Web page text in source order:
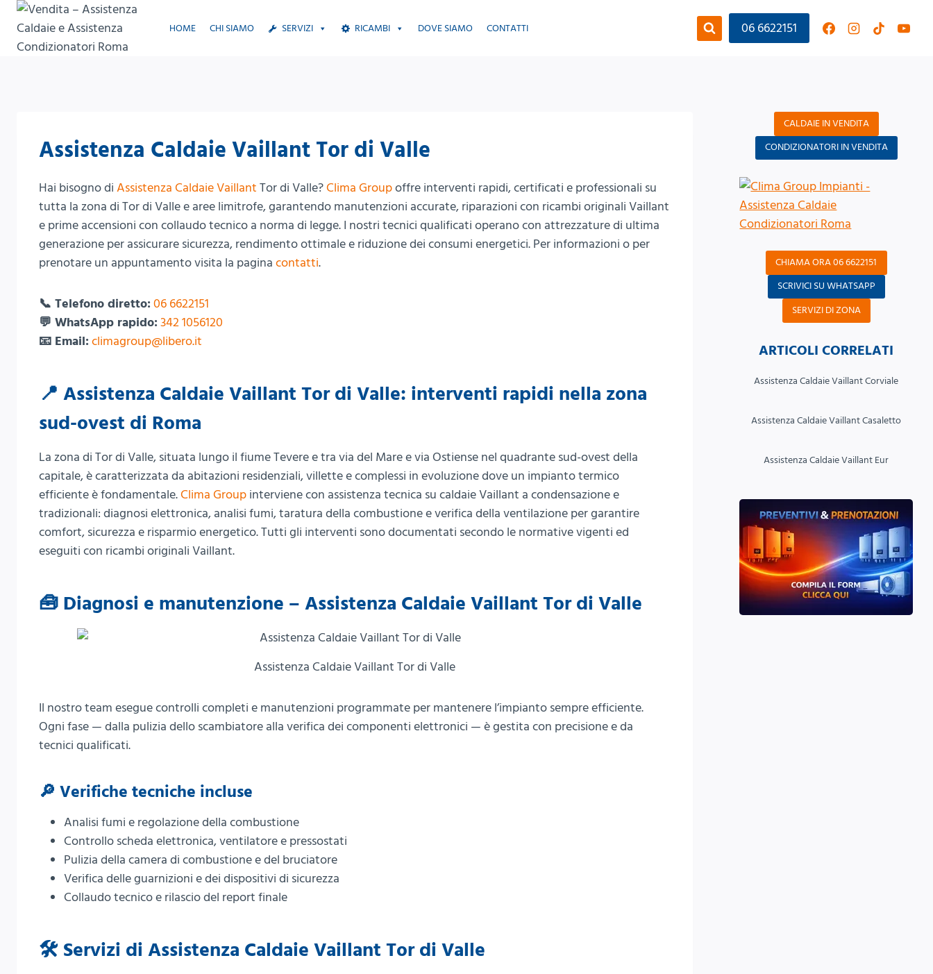
Salta
contenuto
HOME CHI SIAMO SERVIZI RICAMBI DOVE SIAMO CONTATTI 06 6622151
Assistenza Caldaie Vaillant Tor di Valle
Hai bisogno di Assistenza Caldaie Vaillant Tor di Valle?Clima Groupoffre interventi rapidi, certificati e professionali su
tutta la zona di Tor di Valle e aree limitrofe, garantendo manutenzioni accurate, riparazioni con ricambi originali Vaillant
e prime accensioni con collaudo tecnico a norma di legge. I nostri tecnici qualificati operano con attrezzature di ultima
generazione per assicurare sicurezza, rendimento ottimale e riduzione dei consumi energetici. Per informazioni o per
prenotare un appuntamento visita la pagina contatti.
📞 Telefono diretto: 06 6622151
💬 WhatsApp rapido: 342 1056120
📧 Email: climagroup@libero.it
📍 Assistenza Caldaie Vaillant Tor di Valle: interventi rapidi nella zona
sud-ovest di Roma
La zona di Tor di Valle, situata lungo il fiume Tevere e tra via del Mare e via Ostiense nel quadrante sud-ovest della
capitale, è caratterizzata da abitazioni residenziali, villette e complessi in evoluzione dove un impianto termico
efficiente è fondamentale.Clima Group interviene con assistenza tecnica su caldaie Vaillant a condensazione e
tradizionali: diagnosi elettronica, analisi fumi, taratura della combustione e verifica della ventilazione per garantire
comfort, sicurezza e risparmio energetico. Tutti gli interventi sono documentati secondo le normative vigenti ed
eseguiti con ricambi originali Vaillant.
🧰 Diagnosi e manutenzione – Assistenza Caldaie Vaillant Tor di Valle
Assistenza Caldaie Vaillant Tor di Valle
Il nostro team esegue controlli completi e manutenzioni programmate per mantenere l’impianto sempre efficiente.
Ogni fase — dalla pulizia dello scambiatore alla verifica dei componenti elettronici — è gestita con precisione e da
tecnici qualificati.
🔎 Verifiche tecniche incluse
Analisi fumi e regolazione della combustione
Controllo scheda elettronica, ventilatore e pressostati
Pulizia della camera di combustione e del bruciatore
Verifica delle guarnizioni e dei dispositivi di sicurezza
Collaudo tecnico e rilascio del report finale
🛠️ Servizi di Assistenza Caldaie Vaillant Tor di Valle
CALDAIE IN VENDITA
CONDIZIONATORI IN VENDITA
CHIAMA ORA 06 6622151
SCRIVICI SU WHATSAPP
SERVIZI DI ZONA
ARTICOLI CORRELATI
Assistenza Caldaie Vaillant Corviale
Assistenza Caldaie Vaillant Casaletto
Assistenza Caldaie Vaillant Eur